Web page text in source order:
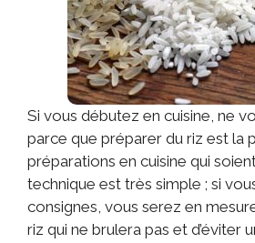
Si vous débutez en cuisine, ne
parce que préparer du riz est la
préparations en cuisine qui
technique est très simple ; si
consignes, vous serez en
riz qui ne brulera pas et d’éviter